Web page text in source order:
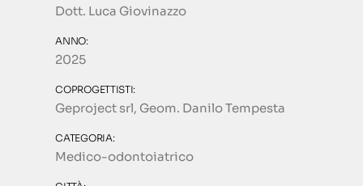
Dott. Luca Giovinazzo
ANNO:
2025
COPROGETTISTI:
Geproject srl, Geom. Danilo Tempesta
CATEGORIA:
Medico-odontoiatrico